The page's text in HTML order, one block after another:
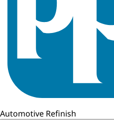
Automotive Refinish